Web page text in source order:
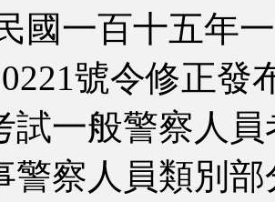
國一百十五年
號令修正發
試一般警察人
警察人員類別部